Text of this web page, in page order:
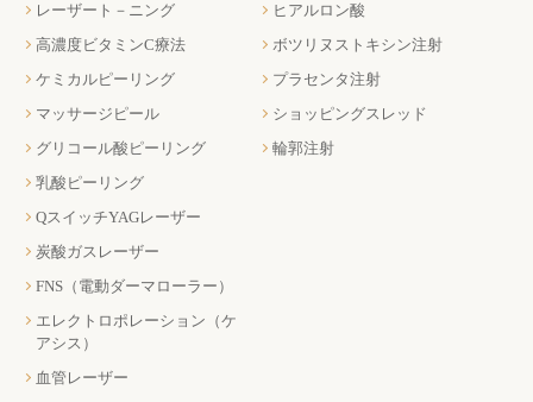
レーザート－ニング
高濃度ビタミンC療法
ケミカルピーリング
マッサージピール
グリコール酸ピーリング
乳酸ピーリング
QスイッチYAGレーザー
炭酸ガスレーザー
FNS（電動ダーマローラー）
エレクトロポレーション（ケ
アシス）
血管レーザー
ヒアルロン酸
ボツリヌストキシン注射
プラセンタ注射
ショッピングスレッド
輪郭注射